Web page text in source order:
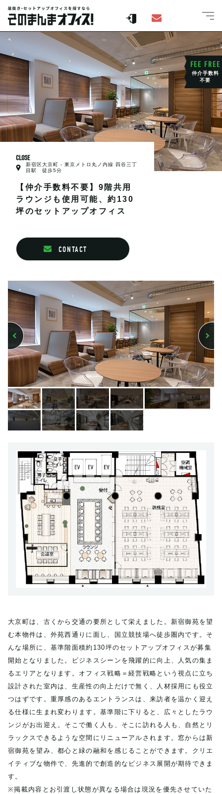
FEE FREE
仲介手数料
不要
CLOSE
新宿区大京町 - 東京メトロ丸ノ内線 四谷三丁
目駅 徒歩5分
【仲介手数料不要】9階共用
ラウンジも使用可能、約130
坪のセットアップオフィス
CONTACT
大京町は、古くから交通の要所として栄えました。新宿御苑を望
む本物件は、外苑西通りに面し、国立競技場へ徒歩圏内です。そ
んな場所に、基準階面積約130坪のセットアップオフィスが募集
開始となりました。ビジネスシーンを飛躍的に向上、人気の集ま
るエリアとなります。オフィス戦略＝経営戦略という視点に立ち
設計された室内は、生産性の向上だけで無く、人材採用にも役立
つはずです。重厚感のあるエントランスは、来訪者を温かく迎え
る仕様に生まれ変わります。基準階に下りると、広々としたラウ
ンジがお出迎え。そこで働く人も、そこに訪れる人も、自然とリ
ラックスできるような空間にリニューアルされます。窓からは新
宿御苑を望み、都心と緑の融和を感じることができます。クリエ
イティブな物件で、先進的で創造的なビジネス展開が期待できま
す。
※掲載内容とお引渡し状態が異なる場合は現況を優先させていた